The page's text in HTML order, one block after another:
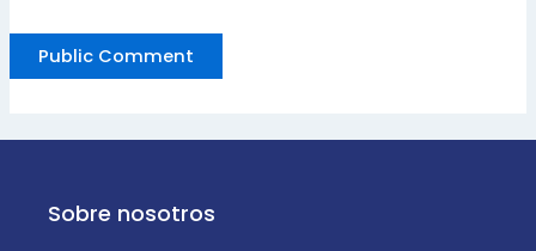
Sobre nosotros